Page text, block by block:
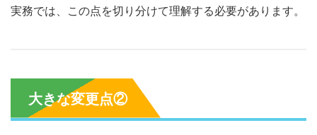
実務では、この点を切り分けて理解する必要があります。
大きな変更点②